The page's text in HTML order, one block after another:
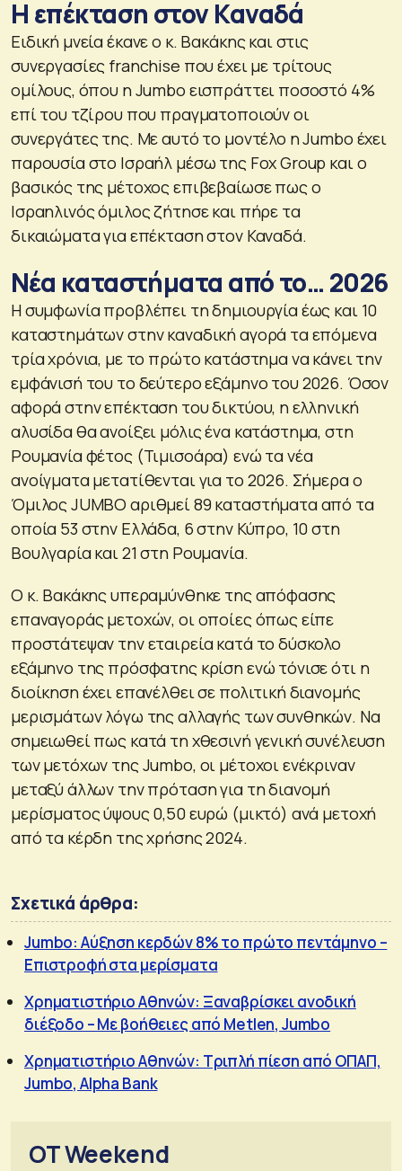
Η επέκταση στον Καναδά
Ειδική μνεία έκανε ο κ. Βακάκης και στις
συνεργασίες franchise που έχει με τρίτους
ομίλους, όπου η Jumbo εισπράττει ποσοστό 4%
επί του τζίρου που πραγματοποιούν οι
συνεργάτες της. Με αυτό το μοντέλο η Jumbo έχει
παρουσία στο Ισραήλ μέσω της Fox Group και ο
βασικός της μέτοχος επιβεβαίωσε πως ο
Ισραηλινός όμιλος ζήτησε και πήρε τα
δικαιώματα για επέκταση στον Καναδά.
Νέα καταστήματα από το… 2026
Η συμφωνία προβλέπει τη δημιουργία έως και 10
καταστημάτων στην καναδική αγορά τα επόμενα
τρία χρόνια, με το πρώτο κατάστημα να κάνει την
εμφάνισή του το δεύτερο εξάμηνο του 2026. Όσον
αφορά στην επέκταση του δικτύου, η ελληνική
αλυσίδα θα ανοίξει μόλις ένα κατάστημα, στη
Ρουμανία φέτος (Τιμισοάρα) ενώ τα νέα
ανοίγματα μετατίθενται για το 2026. Σήμερα ο
Όμιλος JUMBO αριθμεί 89 καταστήματα από τα
οποία 53 στην Ελλάδα, 6 στην Κύπρο, 10 στη
Βουλγαρία και 21 στη Ρουμανία.
Ο κ. Βακάκης υπεραμύνθηκε της απόφασης
επαναγοράς μετοχών, οι οποίες όπως είπε
προστάτεψαν την εταιρεία κατά το δύσκολο
εξάμηνο της πρόσφατης κρίση ενώ τόνισε ότι η
διοίκηση έχει επανέλθει σε πολιτική διανομής
μερισμάτων λόγω της αλλαγής των συνθηκών. Να
σημειωθεί πως κατά τη χθεσινή γενική συνέλευση
των μετόχων της Jumbo, οι μέτοχοι ενέκριναν
μεταξύ άλλων την πρόταση για τη διανομή
μερίσματος ύψους 0,50 ευρώ (μικτό) ανά μετοχή
από τα κέρδη της χρήσης 2024.
Σχετικά άρθρα:
Jumbo: Αύξηση κερδών 8% το πρώτο πεντάμηνο –
Επιστροφή στα μερίσματα
Χρηματιστήριο Αθηνών: Ξαναβρίσκει ανοδική
διέξοδο – Με βοήθειες από Metlen, Jumbo
Χρηματιστήριο Αθηνών: Τριπλή πίεση από ΟΠΑΠ,
Jumbo, Alpha Bank
OT Weekend